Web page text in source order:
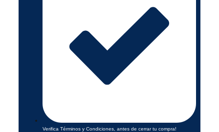
Verifica Términos y Condiciones, antes de cerrar tu compra!